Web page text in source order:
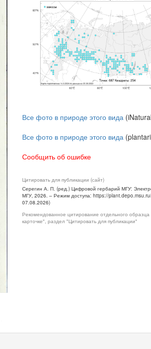
Все фото в природе этого вида
Все фото в природе этого вида
Сообщить об ошибке
Цитировать для публикации (сайт)
Серегин А. П. (ред.) Цифровой гербарий МГУ:
МГУ, 2026. – Режим доступа: https://
07.08.2026)
Рекомендованное цитирование отдельного
карточке", раздел "Цитировать для публикации"